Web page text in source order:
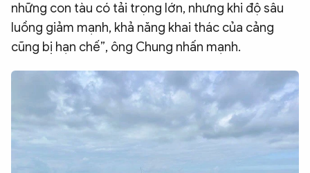
những con tàu có tải trọng lớn, nhưng khi độ sâu
luồng giảm mạnh, khả năng khai thác của cảng
cũng bị hạn chế”, ông Chung nhấn mạnh.